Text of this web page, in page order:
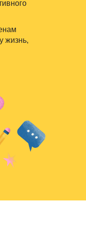
жизнь,